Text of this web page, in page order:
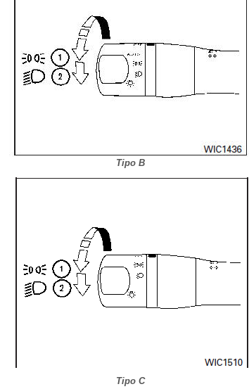
Tipo B
Tipo C